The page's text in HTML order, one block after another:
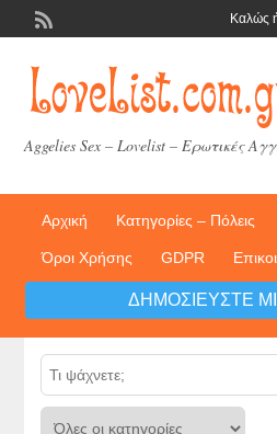
Καλώς
Aggelies Sex – Lovelist – Ερωτικές
Αρχική Κατηγορίες – Πόλεις
Όροι Χρήσης GDPR
ΔΗΜΟΣΙΕΎΣΤΕ